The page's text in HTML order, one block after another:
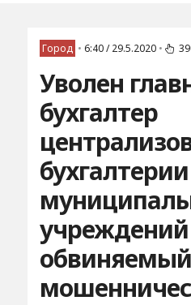
Город • 6:40 / 29.5.2020 •
Уволен
бухгалтер
бухгалтерии